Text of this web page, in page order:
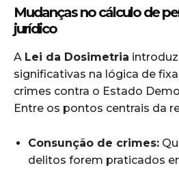
Mudanças no cálculo de
jurídico
A Lei da Dosimetria
significativas na lógica de
crimes contra o Estado
Entre os pontos centrais da
Consunção de crimes:
delitos forem praticados